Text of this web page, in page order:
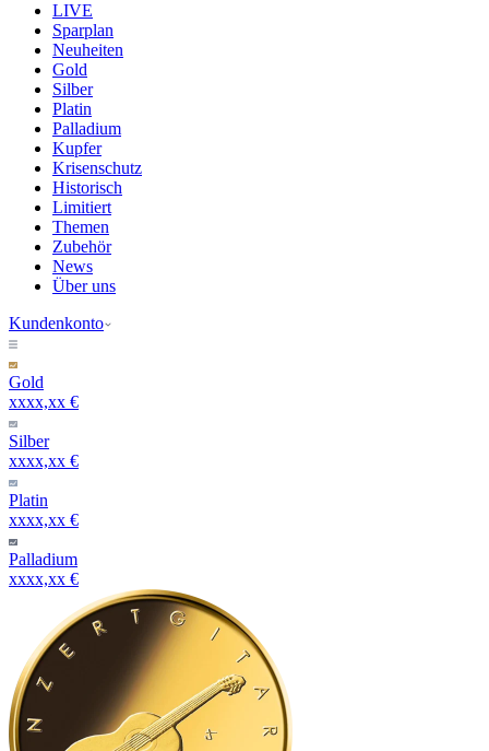
LIVE
Sparplan
Neuheiten
Gold
Silber
Platin
Palladium
Kupfer
Krisenschutz
Historisch
Limitiert
Themen
Zubehör
News
Über uns
Kundenkonto
Gold
xxxx,xx €
Silber
xxxx,xx €
Platin
xxxx,xx €
Palladium
xxxx,xx €